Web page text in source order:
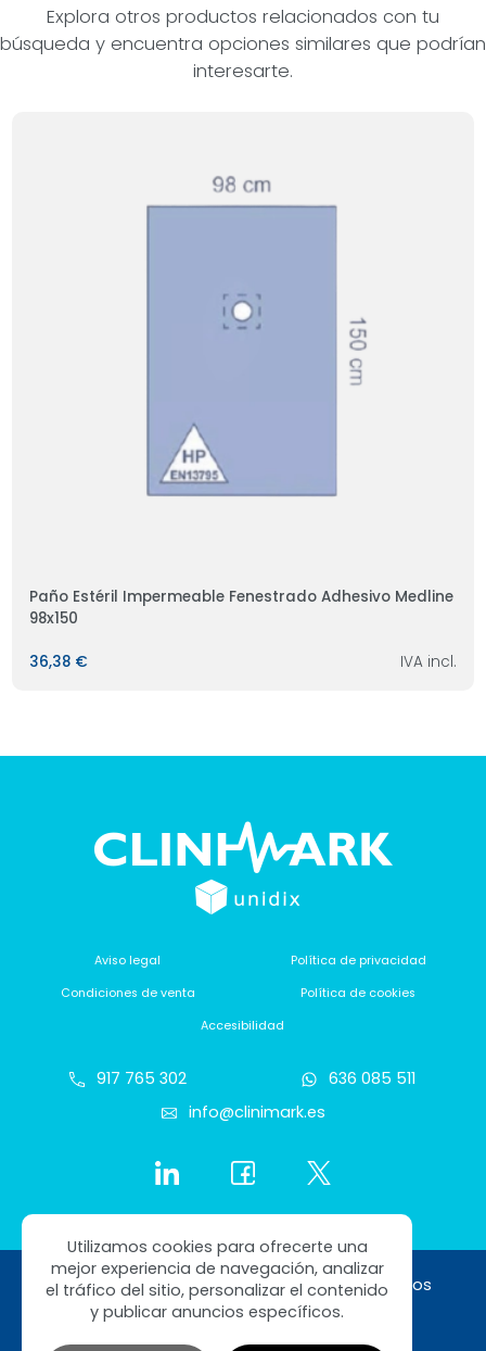
Utilizamos cookies para ofrecerte una
mejor experiencia de navegación, analizar
el tráfico del sitio, personalizar el contenido
y publicar anuncios específicos.
Explora otros productos relacionados con tu
búsqueda y encuentra opciones similares que podrían
interesarte.
Paño Estéril Impermeable Fenestrado Adhesivo Medline
98x150
36,38 € IVA incl.
Aviso legal
Política de privacidad
Condiciones de venta
Política de cookies
Accesibilidad
917 765 302
636 085 511
info@clinimark.es
Copyright © 2026 Clinimark. Todos los derechos
reservados